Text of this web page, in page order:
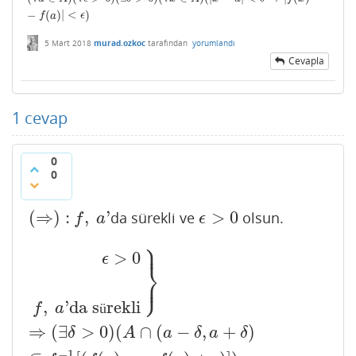
− f(a) < ϵ)
5 Mart 2018 murad.ozkoc tarafından yorumlandı
Cevapla
1 cevap
0
0
(⇒) :
(⇒): f, a'
f, a ' da sürekli ve ϵ > 0
ϵ>0 olsun.
ϵ > 0
f, a'da sürekli
⎫
⎭
⎬
⎪
⎪
⇒ (∃δ > 0)(A ∩ (a − δ, a + δ)
⇒